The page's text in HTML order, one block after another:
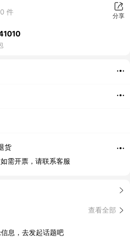
件 分享
货
需开票，请联系客服
查看全部
息，去发起话题吧